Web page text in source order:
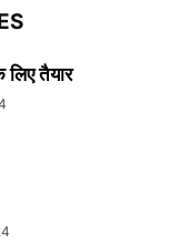
तैयार